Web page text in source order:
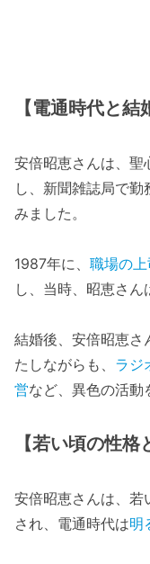
【電通時代と結
安倍昭恵さんは、聖
し、新聞雑誌局で
みました。
1987年に、 職場の
し、当時、昭恵さん
結婚後、安倍昭恵さ
たしながらも、 ラジ
営など、異色の活動
【若い頃の性格
安倍昭恵さんは、若
され、電通時代は明